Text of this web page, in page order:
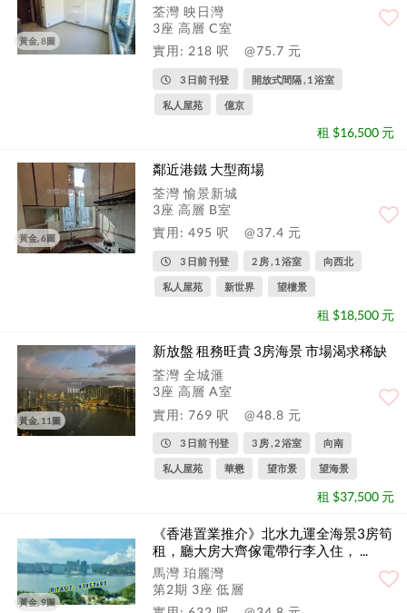
黃金, 8圖
荃灣 映日灣
3座 高層 C室
實用: 218 呎
@75.7 元
3 日前 刊登 開放式間隔 , 1 浴室
私人屋苑 億京
租 $16,500 元
黃金, 6圖
鄰近港鐵 大型商場
荃灣 愉景新城
3座 高層 B室
實用: 495 呎
@37.4 元
3 日前 刊登 2 房 , 1 浴室 向西北
私人屋苑 新世界 望樓景
租 $18,500 元
黃金, 11圖
新放盤 租務旺貴 3房海景 市場渴求稀缺
荃灣 全城滙
3座 高層 A室
實用: 769 呎
@48.8 元
3 日前 刊登 3 房 , 2 浴室 向南
私人屋苑 華懋 望市景 望海景
租 $37,500 元
黃金, 9圖
《香港置業推介》北水九運全海景3房筍
租，廳大房大齊傢電帶行李入住， ...
馬灣 珀麗灣
第2期 3座 低層